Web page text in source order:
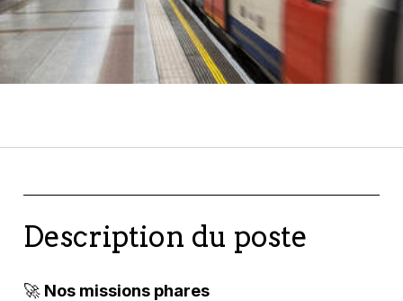
Description du poste
🚀 Nos missions phares